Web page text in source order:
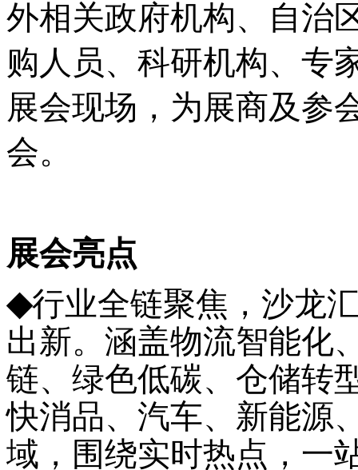
外相关政府机构、自治
购人员、科研机构、专
展会现场，为展商及参
会。
展会亮点
◆行业全链聚焦，沙龙
出新。涵盖物流智能化
链、绿色低碳、仓储转
快消品、汽车、新能源
域，围绕实时热点，一